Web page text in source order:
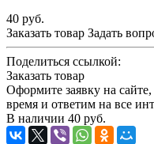
40 руб.
Заказать товар Задать
Поделиться ссылкой:
Заказать товар
Оформите заявку на
время и ответим на все
В наличии 40 руб.